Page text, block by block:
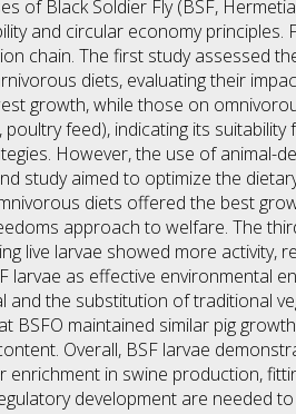
of Black Soldier Fly (BSF,
and circular economy
chain. The first study assessed
diets, evaluating their
growth, while those on
feed), indicating its
However, the use of animal-
study aimed to optimize the
diets offered the best
approach to welfare. The
live larvae showed more activity,
as effective environmental
and the substitution of traditional
BSFO maintained similar pig
Overall, BSF larvae
in swine production,
development are needed